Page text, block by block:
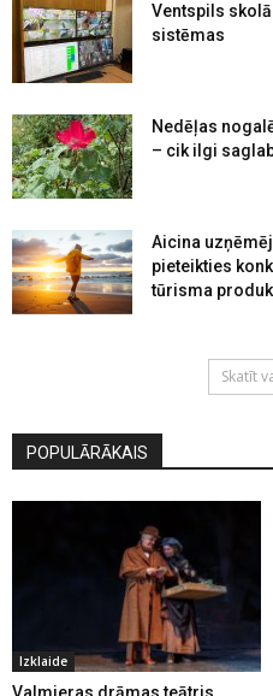
Ventspils
sistēmas
Nedēļas
– cik ilgi
Aicina
pieteikties
tūrisma
Skatīt
POPULĀRĀKAIS
Izklaide